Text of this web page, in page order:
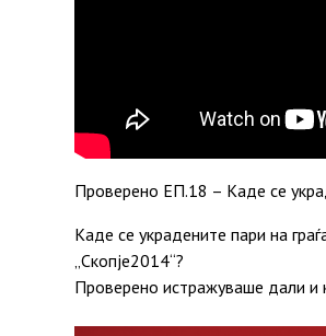
Проверено ЕП.18 – Каде се
Каде се украдените пари на
„Скопје2014“?
Проверено истражуваше дали и